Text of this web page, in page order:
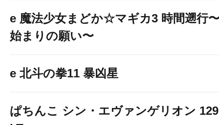
e 魔法少女まどか☆マギカ3 時間遡行
始まりの願い〜
e 北斗の拳11 暴凶星
ぱちんこ シン・エヴァンゲリオン 129